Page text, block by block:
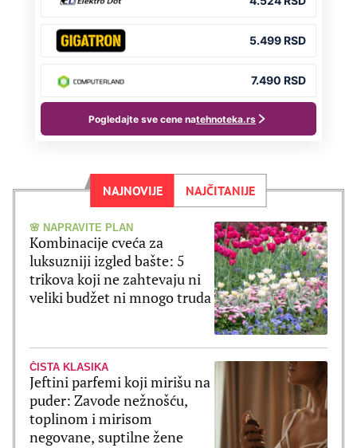
NAJNOVIJE NAJČITANIJE
🌸 NAPRAVITE PLAN
Kombinacije cveća za
luksuzniji izgled bašte: 5
trikova koji ne zahtevaju ni
veliki budžet ni mnogo truda
ČISTA KLASIKA
Jeftini parfemi koji mirišu na
puder: Zavode nežnošću,
toplinom i mirisom
negovane, suptilne žene